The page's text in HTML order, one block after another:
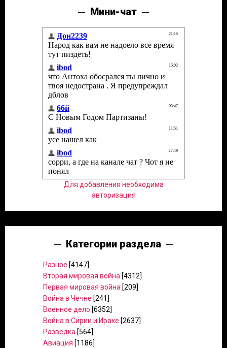
Мини-чат
Для добавления необходима
авторизация
Категории раздела
Разное [4147]
Вторая мировая война [4312]
Первая мировая война [209]
Война в Чечне [241]
Военное дело [6352]
Война в Сирии и Ираке [2637]
Разведка [564]
Авиация [1186]